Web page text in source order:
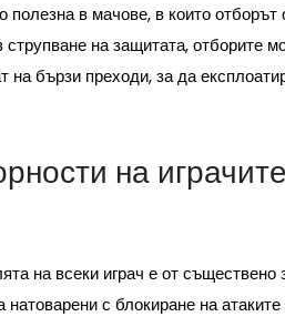
в мачове, в които
на защитата, отборите
на бързи преходи, за да
на
на всеки играч е от
с блокиране на атаките